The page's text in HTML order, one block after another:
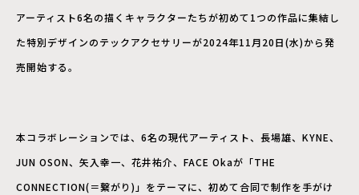
アーティスト6名の描くキャラクターたちが初めて1つの作品に集結し
た特別デザインのテックアクセサリーが2024年11月20日(水)から発
売開始する。
本コラボレーションでは、6名の現代アーティスト、長場雄、KYNE、
JUN OSON、矢入幸一、花井祐介、FACE Okaが「THE
CONNECTION(＝繋がり)」をテーマに、初めて合同で制作を手がけ